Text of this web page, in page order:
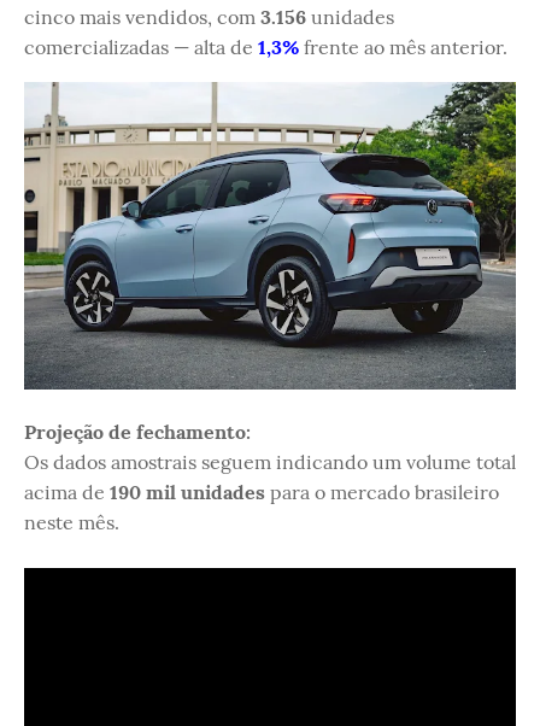
cinco mais vendidos, com 3.156 unidades
comercializadas — alta de 1,3% frente ao mês anterior.
Projeção de fechamento:
Os dados amostrais seguem indicando um volume total
acima de 190 mil unidades para o mercado brasileiro
neste mês.